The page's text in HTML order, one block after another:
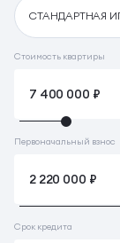
СТАНДАРТНАЯ
Стоимость квартиры
Первоначальный взнос
Срок кредита